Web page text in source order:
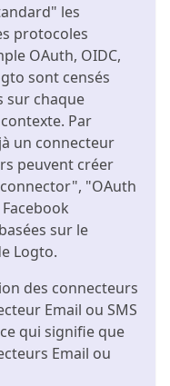
les
protocoles
OAuth, OIDC,
sont censés
sur chaque
Par
un connecteur
peuvent créer
"OAuth
sur le
Logto.
des connecteurs
Email ou SMS
qui signifie que
Email ou